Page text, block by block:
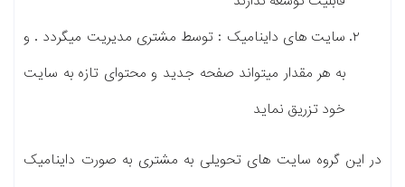
سایت های داینامیک : توسط مشتری مدیریت میگردد . و
به هر مقدار میتواند صفحه جدید و محتوای تازه به سایت
خود تزریق نماید
در این گروه سایت های تحویلی به مشتری به صورت داینامیک